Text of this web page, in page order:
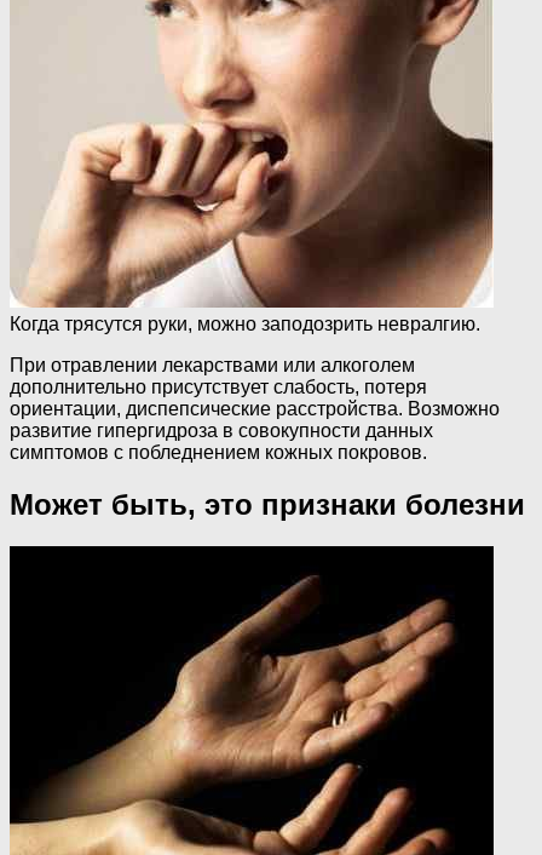
Когда трясутся руки, можно заподозрить невралгию.
При отравлении лекарствами или алкоголем
дополнительно присутствует слабость, потеря
ориентации, диспепсические расстройства. Возможно
развитие гипергидроза в совокупности данных
симптомов с побледнением кожных покровов.
Может быть, это признаки болезни